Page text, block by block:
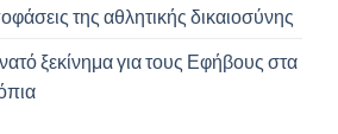
της αθλητικής δικαιοσύνης
ξεκίνημα για τους Εφήβους στα